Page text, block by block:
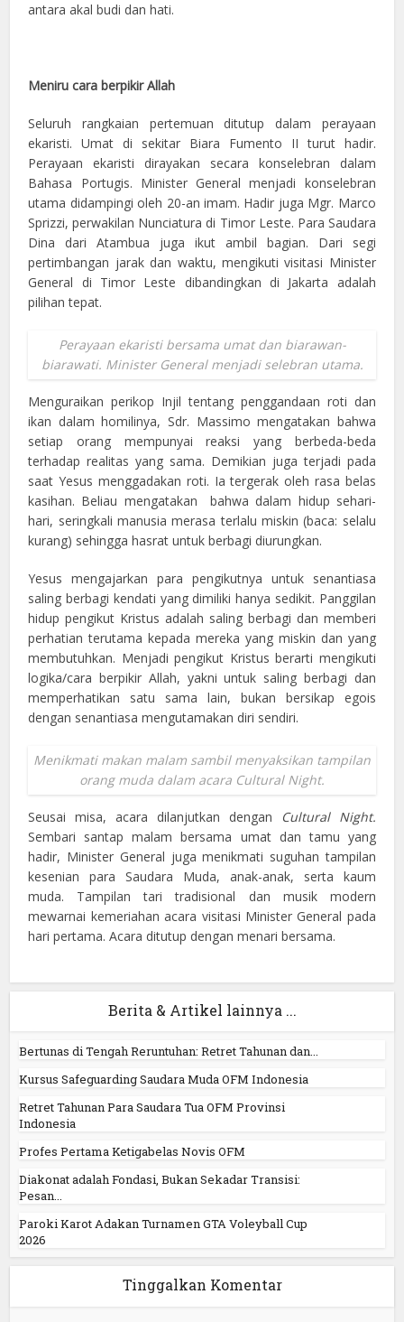
antara akal budi dan hati.
Meniru cara berpikir Allah
Seluruh rangkaian pertemuan ditutup dalam perayaan
ekaristi. Umat di sekitar Biara Fumento II turut hadir.
Perayaan ekaristi dirayakan secara konselebran dalam
Bahasa Portugis. Minister General menjadi konselebran
utama didampingi oleh 20-an imam. Hadir juga Mgr. Marco
Sprizzi, perwakilan Nunciatura di Timor Leste. Para Saudara
Dina dari Atambua juga ikut ambil bagian. Dari segi
pertimbangan jarak dan waktu, mengikuti visitasi Minister
General di Timor Leste dibandingkan di Jakarta adalah
pilihan tepat.
Perayaan ekaristi bersama umat dan biarawan-
biarawati. Minister General menjadi selebran utama.
Menguraikan perikop Injil tentang penggandaan roti dan
ikan dalam homilinya, Sdr. Massimo mengatakan bahwa
setiap orang mempunyai reaksi yang berbeda-beda
terhadap realitas yang sama. Demikian juga terjadi pada
saat Yesus menggadakan roti. Ia tergerak oleh rasa belas
kasihan. Beliau mengatakan bahwa dalam hidup sehari-
hari, seringkali manusia merasa terlalu miskin (baca: selalu
kurang) sehingga hasrat untuk berbagi diurungkan.
Yesus mengajarkan para pengikutnya untuk senantiasa
saling berbagi kendati yang dimiliki hanya sedikit. Panggilan
hidup pengikut Kristus adalah saling berbagi dan memberi
perhatian terutama kepada mereka yang miskin dan yang
membutuhkan. Menjadi pengikut Kristus berarti mengikuti
logika/cara berpikir Allah, yakni untuk saling berbagi dan
memperhatikan satu sama lain, bukan bersikap egois
dengan senantiasa mengutamakan diri sendiri.
Menikmati makan malam sambil menyaksikan tampilan
orang muda dalam acara Cultural Night.
Seusai misa, acara dilanjutkan dengan
Cultural Night.
Sembari santap malam bersama umat dan tamu yang
hadir, Minister General juga menikmati suguhan tampilan
kesenian para Saudara Muda, anak-anak, serta kaum
muda. Tampilan tari tradisional dan musik modern
mewarnai kemeriahan acara visitasi Minister General pada
hari pertama. Acara ditutup dengan menari bersama.
Berita & Artikel lainnya ...
Bertunas di Tengah Reruntuhan: Retret Tahunan dan...
Kursus Safeguarding Saudara Muda OFM Indonesia
Retret Tahunan Para Saudara Tua OFM Provinsi
Indonesia
Profes Pertama Ketigabelas Novis OFM
Diakonat adalah Fondasi, Bukan Sekadar Transisi:
Pesan...
Paroki Karot Adakan Turnamen GTA Voleyball Cup
2026
Tinggalkan Komentar